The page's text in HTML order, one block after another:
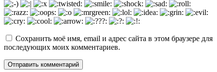
Сохранить моё имя, email и адрес сайта в этом браузере для
последующих моих комментариев.